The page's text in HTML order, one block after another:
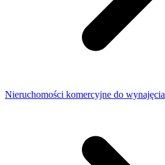
Nieruchomości komercyjne do wynajęcia